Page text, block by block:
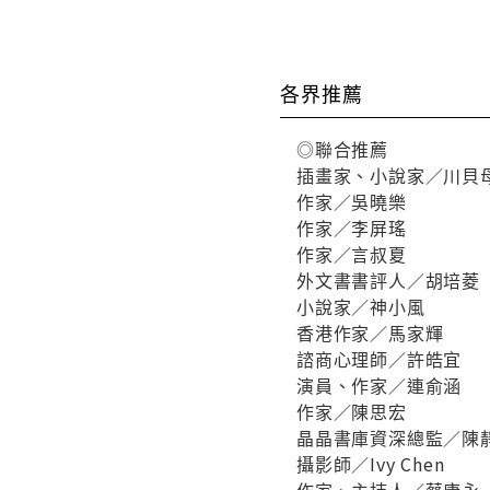
各界推薦
◎聯合推薦
插畫家、小說家／川貝
作家／吳曉樂
作家／李屏瑤
作家／言叔夏
外文書書評人／胡培菱
小說家／神小風
香港作家／馬家輝
諮商心理師／許皓宜
演員、作家／連俞涵
作家／陳思宏
晶晶書庫資深總監／陳
攝影師／Ivy Chen